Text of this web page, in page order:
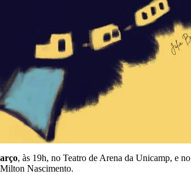
, às 19h, no Teatro de Arena da Unicamp, e no
Nascimento.